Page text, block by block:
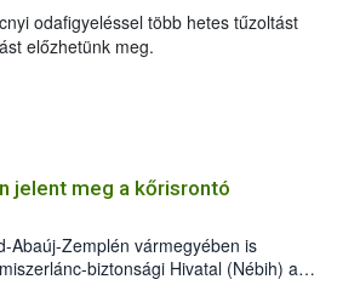
odafigyeléssel több hetes tűzoltást
előzhetünk meg.
jelent meg a kőrisrontó
Abaúj-Zemplén vármegyében is
biztonsági Hivatal (Nébih) a